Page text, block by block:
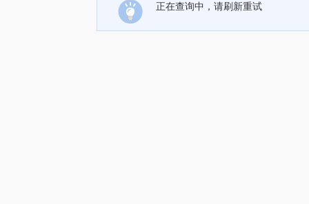
正在查询中，请刷新重试